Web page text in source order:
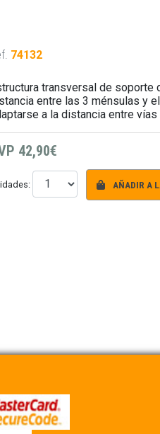
74132
transversal de soporte
entre las 3 ménsulas y
a la distancia entre
42,90€
AÑADIR A